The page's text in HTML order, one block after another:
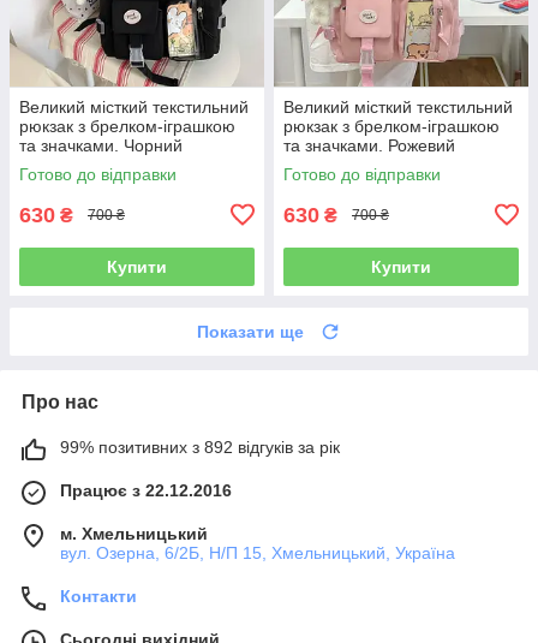
Великий місткий текстильний
рюкзак з брелком-іграшкою
та значками. Чорний
Готово до відправки
630 ₴ 700 ₴
Купити
Великий місткий текстильний
рюкзак з брелком-іграшкою
та значками. Рожевий
Готово до відправки
630 ₴ 700 ₴
Купити
Показати ще
Про нас
99% позитивних з 892 відгуків за рік
Працює з 22.12.2016
м. Хмельницький
вул. Озерна, 6/2Б, Н/П 15, Хмельницький, Україна
Контакти